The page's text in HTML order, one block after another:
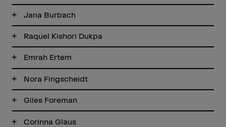
Jana Burbach
Raquel Kishori Dukpa
Emrah Ertem
Nora Fingscheidt
Giles Foreman
Corinna Glaus